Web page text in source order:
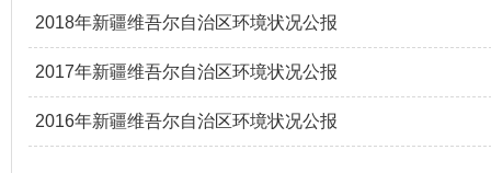
2018年新疆维吾尔自治区环境状况公报
2017年新疆维吾尔自治区环境状况公报
2016年新疆维吾尔自治区环境状况公报